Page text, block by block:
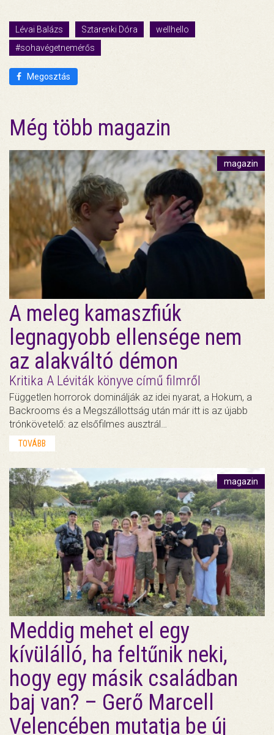
Lévai Balázs Sztarenki Dóra
wellhello
#sohavégetnemérős
Megosztás
Még több magazin
magazin
A meleg kamaszfiúk
legnagyobb ellensége nem
az alakváltó démon
Kritika A Léviták könyve című filmről
Független horrorok dominálják az idei nyarat, a Hokum, a
Backrooms és a Megszállottság után már itt is az újabb
trónkövetelő: az elsőfilmes ausztrál…
TOVÁBB
magazin
Meddig mehet el egy
kívülálló, ha feltűnik neki,
hogy egy másik családban
baj van? – Gerő Marcell
Velencében mutatja be új